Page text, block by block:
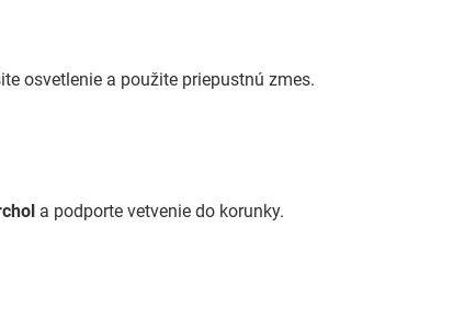
osvetlenie a použite priepustnú zmes.
a podporte vetvenie do korunky.